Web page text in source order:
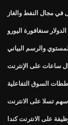
مجال النفط والغاز
سنغافورة اليورو
والرسم البياني
ساعات على الإنترنت
السوق التفاعلية
تسلا على الانترنت
على الانترنت كندا